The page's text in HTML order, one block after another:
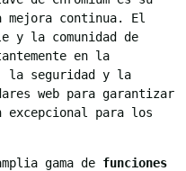
mejora continua. El
y la comunidad de
en la
la seguridad y la
web para garantizar
excepcional para los
gama de funciones